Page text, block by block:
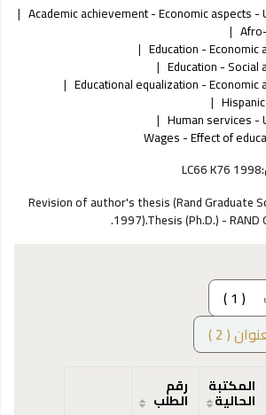
Academic achievement - Economic aspects -
Education -
Education -
Educational equalization -
Human services -
Wages - Effect of
LC66 K76 1998
Revision of author's thesis (Rand Graduate
1997).Thesis (Ph.D.) -
( 1 )
( 2 )
المكتبة
الحالية
رقم
الطلب